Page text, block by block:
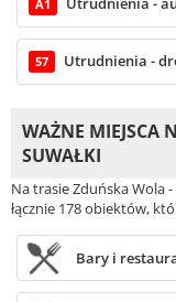
A1
57 Utrudnienia -
WAŻNE MIEJSCA
SUWAŁKI
Na trasie Zduńska Wola
łącznie 178 obiektów,
Bary i